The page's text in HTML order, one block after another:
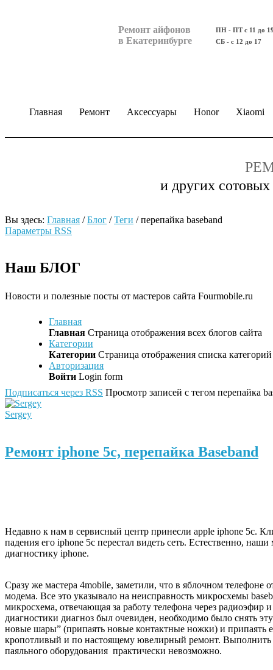
Ремонт айфонов
в Екатеринбурге
ПН - ПТ с 11 до
СБ - с 12 до 17
Главная Ремонт Аксессуары Honor Xiaomi
и других
Вы здесь: Главная /Блог /Теги /перепайка baseband
Параметры RSS
Наш БЛОГ
Новости и полезные посты от мастеров сайта Fourmobile.ru
Главная
Главная Страница отображения всех блогов сайта
Категории
Категории Страница отображения списка
Авторизация
Войти Login form
Подписаться через RSS Просмотр записей с тегом перепайка
Sergey
Ремонт iphone 5c, перепайка Baseband
Недавно к нам в сервисный центр принесли apple iphone 5c.
падения его iphone 5c перестал видеть сеть. Естественно, наши
диагностику iphone.
Сразу же мастера 4mobile, заметили, что в яблочном телефоне
модема. Все это указывало на неисправность микросхемы
микросхема, отвечающая за работу телефона через радиоэфир
диагностики диагноз был очевиден, необходимо было снять
новые шары” (припаять новые контактные ножки) и припаять
кропотливый и по настоящему ювелирный ремонт. Выполнить
паяльного оборудования практически невозможно.